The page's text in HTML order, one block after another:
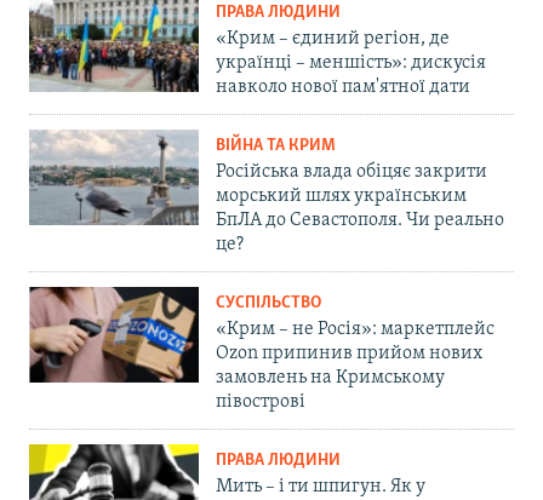
ПРАВА ЛЮДИНИ
«Крим – єдиний регіон, де
українці – меншість»: дискусія
навколо нової пам'ятної дати
ВІЙНА ТА КРИМ
Російська влада обіцяє закрити
морський шлях українським
БпЛА до Севастополя. Чи реально
це?
СУСПІЛЬСТВО
«Крим – не Росія»: маркетплейс
Ozon припинив прийом нових
замовлень на Кримському
півострові
ПРАВА ЛЮДИНИ
Мить – і ти шпигун. Як у